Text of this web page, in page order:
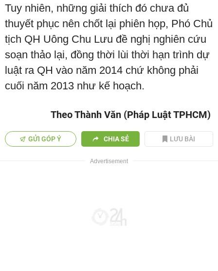
Tuy nhiên, những giải thích đó chưa đủ
thuyết phục nên chốt lại phiên họp, Phó Chủ
tịch QH Uông Chu Lưu đề nghị nghiên cứu
soạn thảo lại, đồng thời lùi thời hạn trình dự
luật ra QH vào năm 2014 chứ không phải
cuối năm 2013 như kế hoạch.
Theo Thành Văn (Pháp Luật TPHCM)
GỬI GÓP Ý CHIA SẺ LƯU BÀI